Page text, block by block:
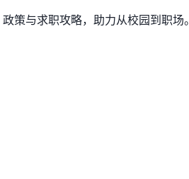
策与求职攻略，助力从校园到职场。